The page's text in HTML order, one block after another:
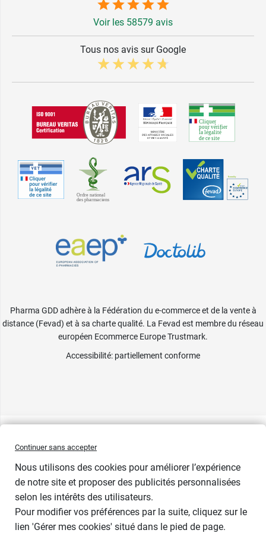
Voir les 58579 avis
Tous nos avis sur Google
Pharma GDD adhère à la Fédération du e-commerce et de la vente à
distance (Fevad) et à sa charte qualité. La Fevad est membre du réseau
européen Ecommerce Europe Trustmark.
Accessibilité: partiellement conforme
Continuer sans accepter
Nous utilisons des cookies pour améliorer l’expérience
de notre site et proposer des publicités personnalisées
selon les intérêts des utilisateurs.
Pour modifier vos préférences par la suite, cliquez sur le
lien 'Gérer mes cookies' situé dans le pied de page.